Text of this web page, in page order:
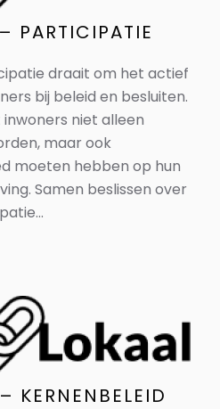
PARTICIPATIE
draait om het actief
bij beleid en besluiten.
inwoners niet alleen
maar ook
moeten hebben op hun
Samen beslissen over
KERNENBELEID